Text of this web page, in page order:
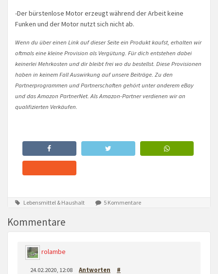
-Der bürstenlose Motor erzeugt während der Arbeit keine
Funken und der Motor nutzt sich nicht ab.
Wenn du über einen Link auf dieser Seite ein Produkt kaufst, erhalten wir
oftmals eine kleine Provision als Vergütung. Für dich entstehen dabei
keinerlei Mehrkosten und dir bleibt frei wo du bestellst. Diese Provisionen
haben in keinem Fall Auswirkung auf unsere Beiträge. Zu den
Partnerprogrammen und Partnerschaften gehört unter anderem eBay
und das Amazon PartnerNet. Als Amazon-Partner verdienen wir an
qualifizierten Verkäufen.
Lebensmittel & Haushalt 5 Kommentare
Kommentare
rolambe
24.02.2020, 12:08 Antworten #